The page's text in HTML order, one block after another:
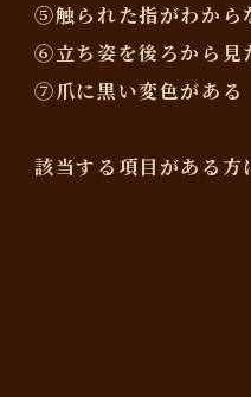
⑤触られた指がわから
⑥立ち姿を後ろから見
⑦爪に黒い変色がある
該当する項目がある方